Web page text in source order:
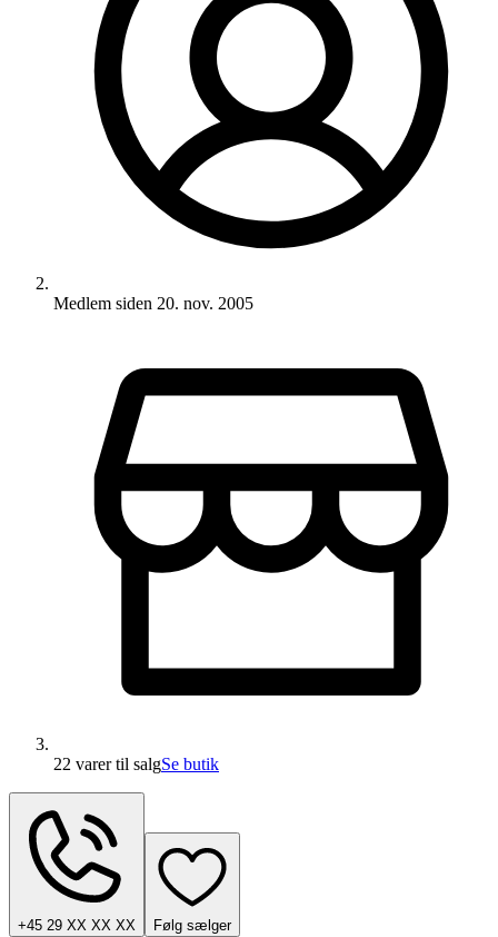
Medlem siden 20. nov. 2005
22 varertil salgSe butik
+45 29 XX XX XX Følg sælger